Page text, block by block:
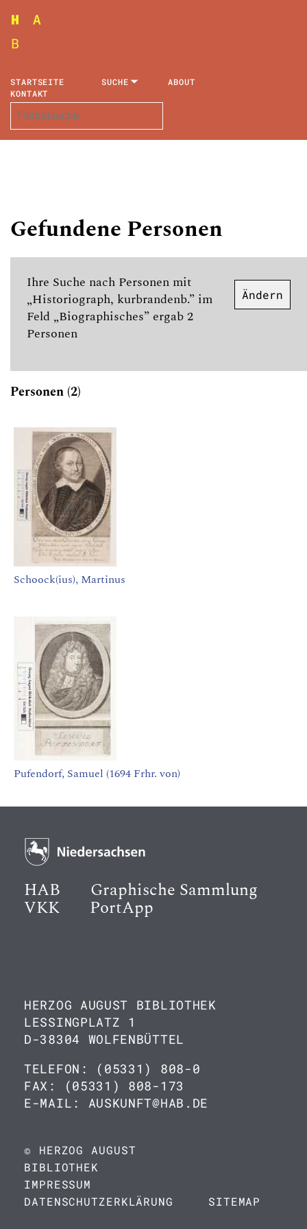
STARTSEITE SUCHE
ABOUT
KONTAKT
Gefundene Personen
Ihre Suche nach Personen mit
„Historiograph, kurbrandenb.” im
Feld „Biographisches” ergab 2
Personen
Ändern
Personen (2)
Schoock(ius), Martinus
Pufendorf, Samuel (1694 Frhr. von)
HAB Graphische Sammlung
VKK PortApp
HERZOG AUGUST BIBLIOTHEK
LESSINGPLATZ 1
D-38304 WOLFENBÜTTEL
TELEFON: (05331) 808-0
FAX: (05331) 808-173
E-MAIL: AUSKUNFT@HAB.DE
© HERZOG AUGUST
BIBLIOTHEK
IMPRESSUM
DATENSCHUTZERKLÄRUNG
SITEMAP